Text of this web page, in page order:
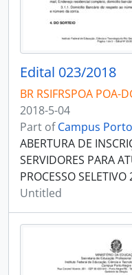
Edital 023/2018
BR RSIFRSPOA POA-
2018-5-04
Part ofCampus
ABERTURA DE
SERVIDORES PARA
PROCESSO
Untitled